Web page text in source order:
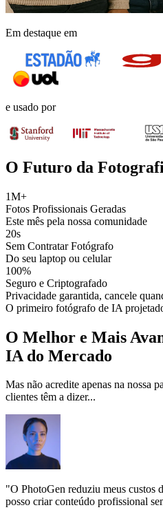
Em destaque em
e usado por
O Futuro da
1M+
Fotos Profissionais Geradas
Este mês pela nossa comunidade
20s
Sem Contratar Fotógrafo
Do seu laptop ou celular
100%
Seguro e Criptografado
Privacidade garantida, cancele
O primeiro fotógrafo de IA
O Melhor e Mais
IA do Mercado
Mas não acredite apenas na nossa
clientes têm a dizer...
"O PhotoGen reduziu meus custos
posso criar conteúdo profissional